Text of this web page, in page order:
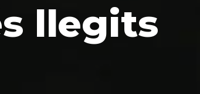
llegits